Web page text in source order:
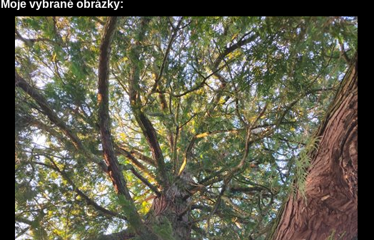
Moje vybrané obrázky: